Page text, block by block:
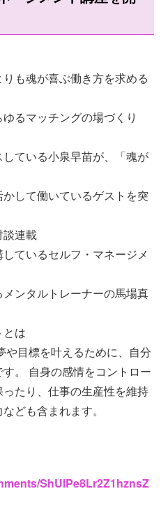
も魂が喜ぶ働き方を求める
るマッチングの場づくり
ている小泉早苗が、「魂が
して働いているゲストを突
談連載
ているセルフ・マネージメ
ンタルトレーナーの馬場真
は
や目標を叶えるために、自分
。 自身の感情をコントロー
たり、仕事の生産性を維持
ども含まれます。
ShUIPe8Lr2Z1hznsZ